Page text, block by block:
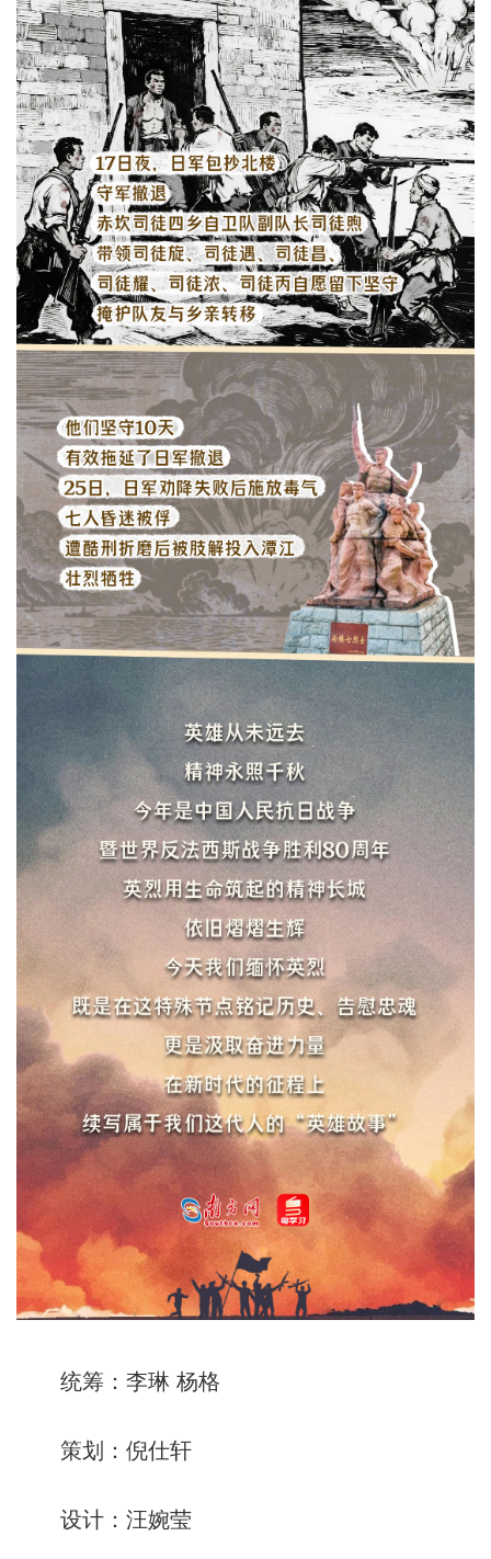
统筹：李琳 杨格
策划：倪仕轩
设计：汪婉莹